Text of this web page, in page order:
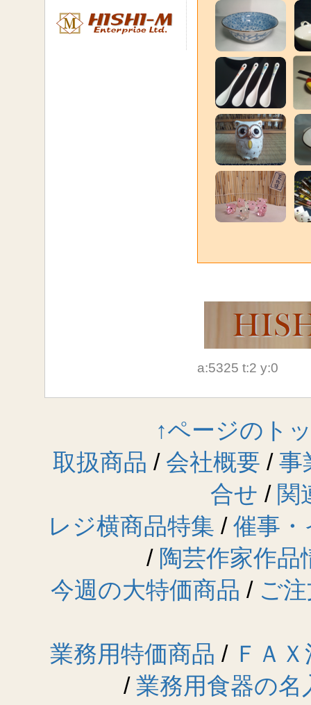
られるお知
者。
■第2条 （商
特別販売価
生産国・素
と。
■第3条 （配
配送はすべ
（クレジッ
する。
銀行振込な
商品代金に
担すること
負担するも
■第4条 （領
代金引換伝票
注文商品の到
ものとする。
■第6条 （売
本コーナー
いて取引を
もし不正表
連絡の上、
■第7条 （品
乙は、注文し
万が一品質
以内（土日祝
但し、４営業
しては、甲
a:5325 t:2 y:0
↑ページのト
取扱商品 / 会社概要 / 事
合せ / 関
レジ横商品特集 / 催事
/ 陶芸作家作品
今週の大特価商品 / ご
業務用特価商品 / ＦＡ
/ 業務用食器の名